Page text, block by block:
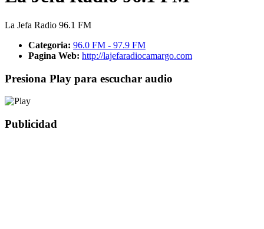
La Jefa Radio 96.1 FM
Categoria: 96.0 FM - 97.9 FM
Pagina Web: http://lajefaradiocamargo.com
Presiona Play para escuchar audio
Publicidad